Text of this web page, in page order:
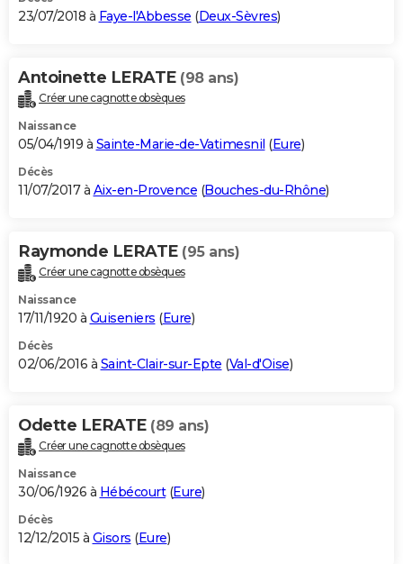
23/07/2018 à Faye-l'Abbesse (Deux-Sèvres)
Antoinette LERATE (98 ans)
Créer une cagnotte obsèques
Naissance
05/04/1919 à Sainte-Marie-de-Vatimesnil (Eure)
Décès
11/07/2017 à Aix-en-Provence (Bouches-du-Rhône)
Raymonde LERATE (95 ans)
Créer une cagnotte obsèques
Naissance
17/11/1920 à Guiseniers (Eure)
Décès
02/06/2016 à Saint-Clair-sur-Epte (Val-d'Oise)
Odette LERATE (89 ans)
Créer une cagnotte obsèques
Naissance
30/06/1926 à Hébécourt(Eure)
Décès
12/12/2015 à Gisors (Eure)